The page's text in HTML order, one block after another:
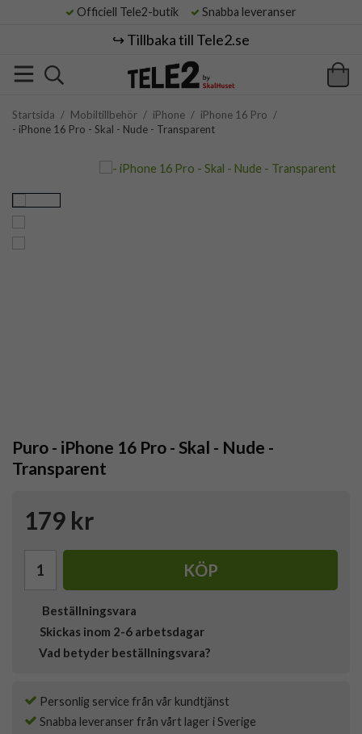
Officiell Tele2-butik Snabba leveranser
↪️ Tillbaka till Tele2.se
Startsida / Mobiltillbehör / iPhone / iPhone 16 Pro /
- iPhone 16 Pro - Skal - Nude - Transparent
Puro - iPhone 16 Pro - Skal - Nude -
Transparent
179 kr
KÖP
Beställningsvara
Skickas inom 2-6 arbetsdagar
Vad betyder beställningsvara?
Personlig service från vår kundtjänst
Snabba leveranser från vårt lager i Sverige